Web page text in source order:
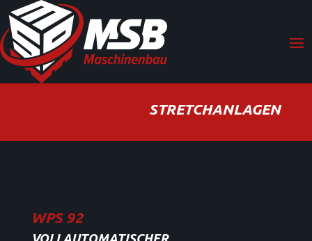
STRETCHANLAGEN
WPS 92
VOLLAUTOMATISCHER